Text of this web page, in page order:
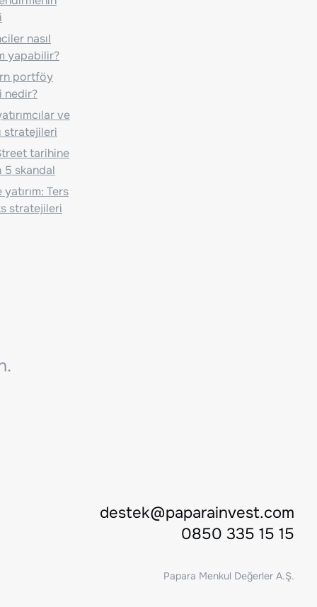
nasıl
yapabilir?
portföy
nedir?
ve
stratejileri
tarihine
5 skandal
Ters
stratejileri
destek@paparainvest.com
0850 335 15 15
Papara Menkul Değerler A.Ş.